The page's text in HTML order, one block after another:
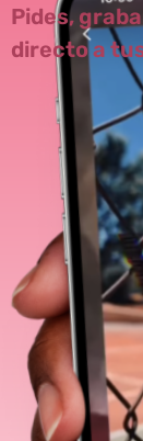
Pides,
directo a